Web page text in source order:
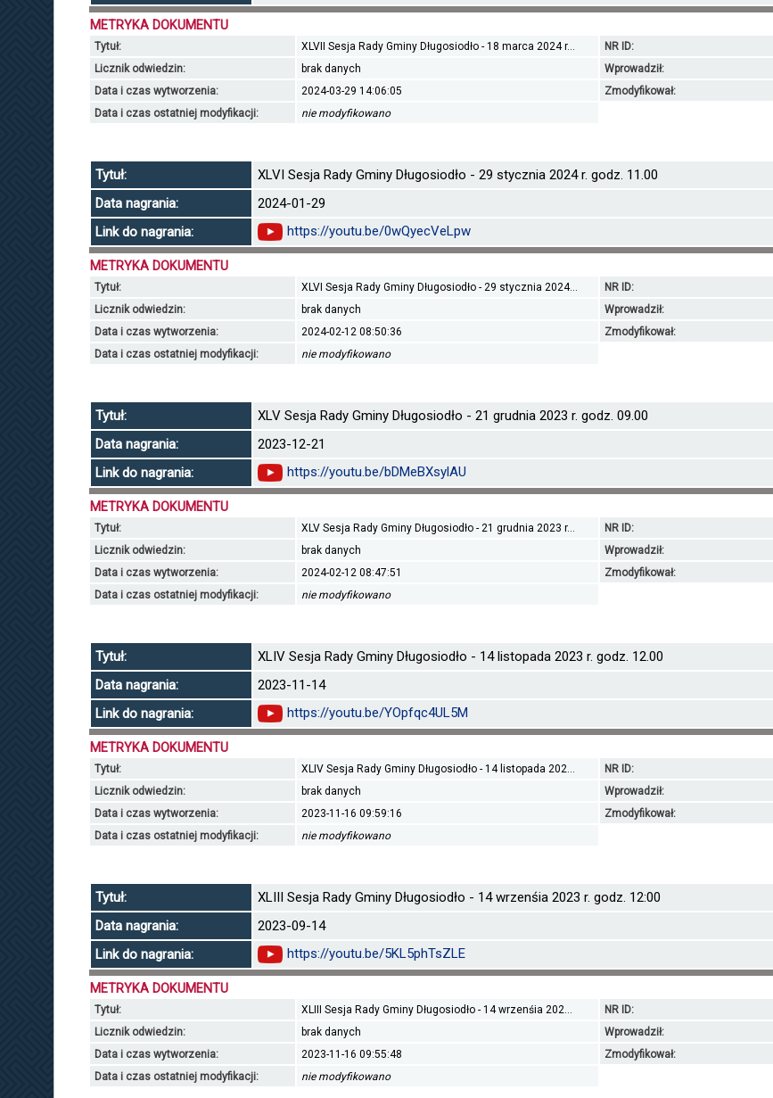
METRYKA DOKUMENTU
Tytuł: XLVII Sesja Rady Gminy Długosiodło - 18 marca 2024 r... NR ID:
Licznik odwiedzin:
brak danych Wprowadził:
Data i czas wytworzenia:
2024-03-29 14:06:05 Zmodyfikował:
Data i czas ostatniej modyfikacji:
nie modyfikowano
Tytuł:
XLVI Sesja Rady Gminy Długosiodło - 29 stycznia 2024 r. godz. 11.00
Data nagrania:
2024-01-29
Link do nagrania:
https://youtu.be/0wQyecVeLpw
METRYKA DOKUMENTU
Tytuł: XLVI Sesja Rady Gminy Długosiodło - 29 stycznia 2024... NR ID:
Licznik odwiedzin:
brak danych Wprowadził:
Data i czas wytworzenia:
2024-02-12 08:50:36 Zmodyfikował:
Data i czas ostatniej modyfikacji:
nie modyfikowano
Tytuł:
XLV Sesja Rady Gminy Długosiodło - 21 grudnia 2023 r. godz. 09.00
Data nagrania:
2023-12-21
Link do nagrania:
https://youtu.be/bDMeBXsylAU
METRYKA DOKUMENTU
Tytuł: XLV Sesja Rady Gminy Długosiodło - 21 grudnia 2023 r... NR ID:
Licznik odwiedzin:
brak danych Wprowadził:
Data i czas wytworzenia:
2024-02-12 08:47:51 Zmodyfikował:
Data i czas ostatniej modyfikacji:
nie modyfikowano
Tytuł:
XLIV Sesja Rady Gminy Długosiodło - 14 listopada 2023 r. godz. 12.00
Data nagrania:
2023-11-14
Link do nagrania:
https://youtu.be/YOpfqc4UL5M
METRYKA DOKUMENTU
Tytuł: XLIV Sesja Rady Gminy Długosiodło - 14 listopada 202... NR ID:
Licznik odwiedzin:
brak danych Wprowadził:
Data i czas wytworzenia:
2023-11-16 09:59:16 Zmodyfikował:
Data i czas ostatniej modyfikacji:
nie modyfikowano
Tytuł:
XLIII Sesja Rady Gminy Długosiodło - 14 wrzenśia 2023 r. godz. 12:00
Data nagrania:
2023-09-14
Link do nagrania:
https://youtu.be/5KL5phTsZLE
METRYKA DOKUMENTU
Tytuł: XLIII Sesja Rady Gminy Długosiodło - 14 wrzenśia 202... NR ID:
Licznik odwiedzin:
brak danych Wprowadził:
Data i czas wytworzenia:
2023-11-16 09:55:48 Zmodyfikował:
Data i czas ostatniej modyfikacji:
nie modyfikowano